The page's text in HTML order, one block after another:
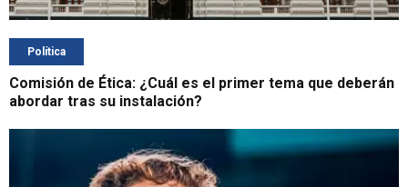
Política
Comisión de Ética: ¿Cuál es el primer tema que deberán
abordar tras su instalación?